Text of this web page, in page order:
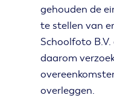
gehouden de
te stellen van
Schoolfoto
daarom
overleggen.